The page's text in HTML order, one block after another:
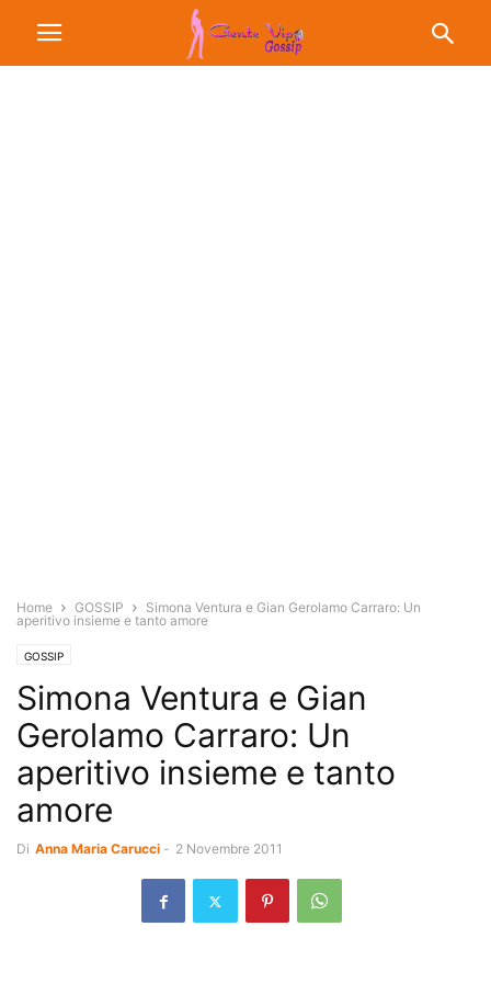
Home GOSSIP
Simona Ventura e Gian Gerolamo Carraro: Un
aperitivo insieme e tanto amore
GOSSIP
Simona Ventura e Gian
Gerolamo Carraro: Un
aperitivo insieme e tanto
amore
Di Anna Maria Carucci - 2 Novembre 2011